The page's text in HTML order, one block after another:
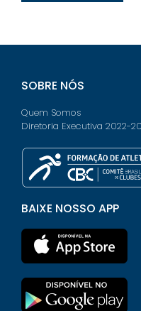
SOBRE NÓS
Quem Somos
Diretoria Executiva 2022-
BAIXE NOSSO APP